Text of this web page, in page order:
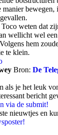
bewegen,
Toco weten dat
wellicht wel
hem
te klein.
Bron: De
als je het leuk
bericht
via de submit!
nieuwtjes en